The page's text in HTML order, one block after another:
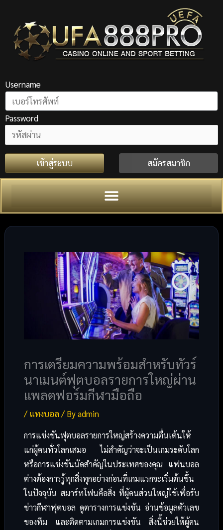
content
Username
Password
เข้าสู่ระบบ สมัครสมาชิก
การเตรียมความพร้อมสำหรับทัวร์
นาเมนต์ฟุตบอลรายการใหญ่ผ่าน
แพลตฟอร์มกีฬามือถือ
/แทงบอล/ Byadmin
การแข่งขันฟุตบอลรายการใหญ่สร้างความตื่นเต้นให้
แก่ผู้คนทั่วโลกเสมอ ไม่สำคัญว่าจะเป็นเกมระดับโลก
หรือการแข่งขันนัดสำคัญในประเทศของคุณ แฟนบอล
ต่างต้องการรู้ทุกสิ่งทุกอย่างก่อนที่เกมแรกจะเริ่มต้นขึ้น
ในปัจจุบัน สมาร์ทโฟนคือสิ่ง ที่ผู้คนส่วนใหญ่ใช้เพื่อรับ
ข่าวกีฬาฟุตบอล ดูตารางการแข่งขัน อ่านข้อมูลตัวเลข
ของทีม และติดตามเกมการแข่งขัน สิ่งนี้ช่วยให้ผู้คน